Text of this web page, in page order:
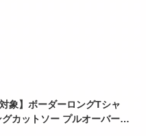
20日/4月27日入荷予定順次
象】ボーダーロングTシャ
カットソー プルオーバー長